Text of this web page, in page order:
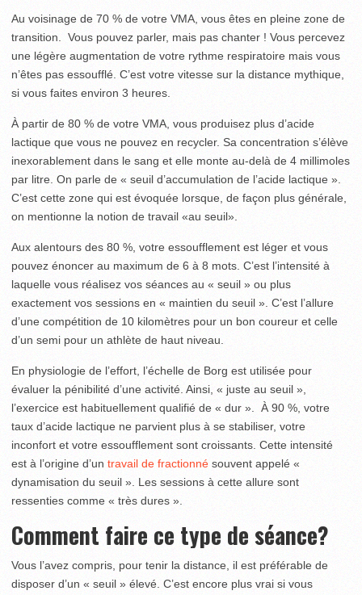
Au voisinage de 70 % de votre VMA, vous êtes en pleine zone de
transition. Vous pouvez parler, mais pas chanter ! Vous percevez
une légère augmentation de votre rythme respiratoire mais vous
n’êtes pas essoufflé. C’est votre vitesse sur la distance mythique,
si vous faites environ 3 heures.
À partir de 80 % de votre VMA, vous produisez plus d’acide
lactique que vous ne pouvez en recycler. Sa concentration s’élève
inexorablement dans le sang et elle monte au-delà de 4 millimoles
par litre. On parle de « seuil d’accumulation de l’acide lactique ».
C’est cette zone qui est évoquée lorsque, de façon plus générale,
on mentionne la notion de travail «au seuil».
Aux alentours des 80 %, votre essoufflement est léger et vous
pouvez énoncer au maximum de 6 à 8 mots. C’est l’intensité à
laquelle vous réalisez vos séances au « seuil » ou plus
exactement vos sessions en « maintien du seuil ». C’est l’allure
d’une compétition de 10 kilomètres pour un bon coureur et celle
d’un semi pour un athlète de haut niveau.
En physiologie de l’effort, l’échelle de Borg est utilisée pour
évaluer la pénibilité d’une activité. Ainsi, « juste au seuil »,
l’exercice est habituellement qualifié de « dur ». À 90 %, votre
taux d’acide lactique ne parvient plus à se stabiliser, votre
inconfort et votre essoufflement sont croissants. Cette intensité
est à l’origine d’un travail de fractionné souvent appelé «
dynamisation du seuil ». Les sessions à cette allure sont
ressenties comme « très dures ».
Comment faire ce type de séance?
Vous l’avez compris, pour tenir la distance, il est préférable de
disposer d’un « seuil » élevé. C’est encore plus vrai si vous